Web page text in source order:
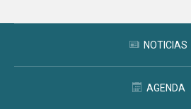
NOTICIAS
AGENDA